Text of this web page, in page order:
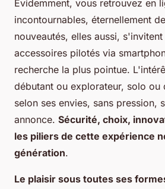
Évidemment, vous retrouvez en
incontournables, éternellement
nouveautés, elles aussi,
accessoires pilotés via
recherche la plus pointue.
débutant ou explorateur, solo ou
selon ses envies, sans pression,
annonce. Sécurité, choix,
les piliers de cette expérience
génération.
Le plaisir sous toutes ses